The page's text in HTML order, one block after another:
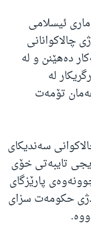
ئیسلامی
چالاکوانانی
دەهێنن و لە
لە
تۆمەت
سەندیکای
تایبەتی خۆی
پارێزگای
دژی حکومەت سزای